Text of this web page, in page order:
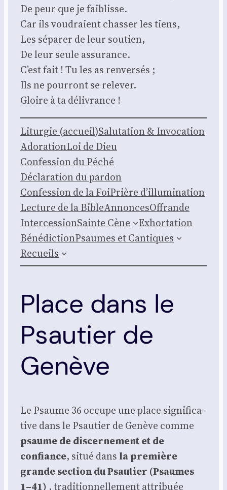
De peur que je fai­blisse.
Car ils vou­draient chas­ser les tiens,
Les sépa­rer de leur sou­tien,
De leur seule assu­rance.
C’est fait ! Tu les as ren­ver­sés ;
Ils ne pour­ront se rele­ver.
Gloire à ta déli­vrance !
Litur­gie (accueil)Salu­ta­tion & Invo­ca­tion
Ado­ra­tionLoi de Dieu
Confes­sion du Péché
Décla­ra­tion du par­don
Confes­sion de la FoiPrière d’illumination
Lec­ture de la BibleAnnoncesOffrande
Inter­ces­sionSainte Cène
Exhor­ta­tion
Béné­dic­tionPsaumes et Can­tiques
Recueils
Place dans le
Psautier de
Genève
Le Psaume 36 occupe une place signi­fi­ca­
tive dans le Psau­tier de Genève comme
psaume de dis­cer­ne­ment et de
confiance, situé dans la pre­mière
grande sec­tion du Psau­tier (Psaumes
1–41) , tra­di­tion­nel­le­ment attri­buée